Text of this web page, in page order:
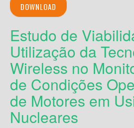
DOWNLOAD
Estudo de
Utilização da
Wireless no
de Condições
de Motores em
Nucleares